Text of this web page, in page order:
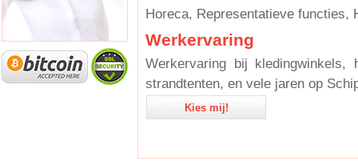
Horeca, Representatieve functies,
Werkervaring
Werkervaring bij kledingwinkels,
strandtenten, en vele jaren op
Kies mij!